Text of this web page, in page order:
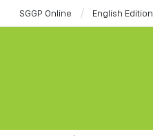
SGGP Online English Edition